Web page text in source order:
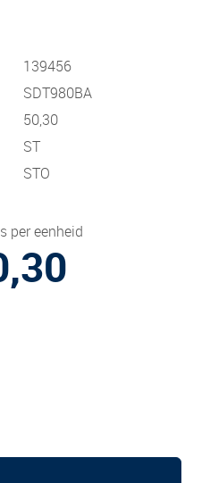
139456
SDT980BA
50,30
ST
STO
per eenheid